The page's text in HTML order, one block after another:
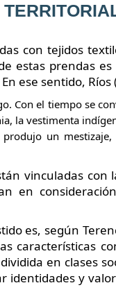
con tejidos
estas prendas
ese sentido, Ríos
Con el tiempo se
la vestimenta
un
vinculadas
en
es, según
características
en clases
y